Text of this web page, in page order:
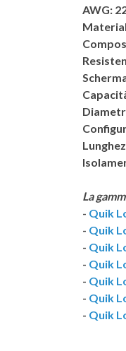
AWG:
La
- Quik
- Quik
- Quik
- Quik
- Quik
- Quik
- Quik